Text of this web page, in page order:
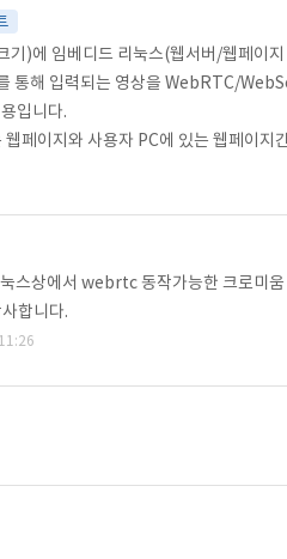
)에 임베디드 리눅스(웹서버/웹페이
통해 입력되는 영상을 WebRTC/
입니다.
페이지와 사용자 PC에 있는 웹페이지
스상에서 webrtc 동작가능한 크로미
합니다.